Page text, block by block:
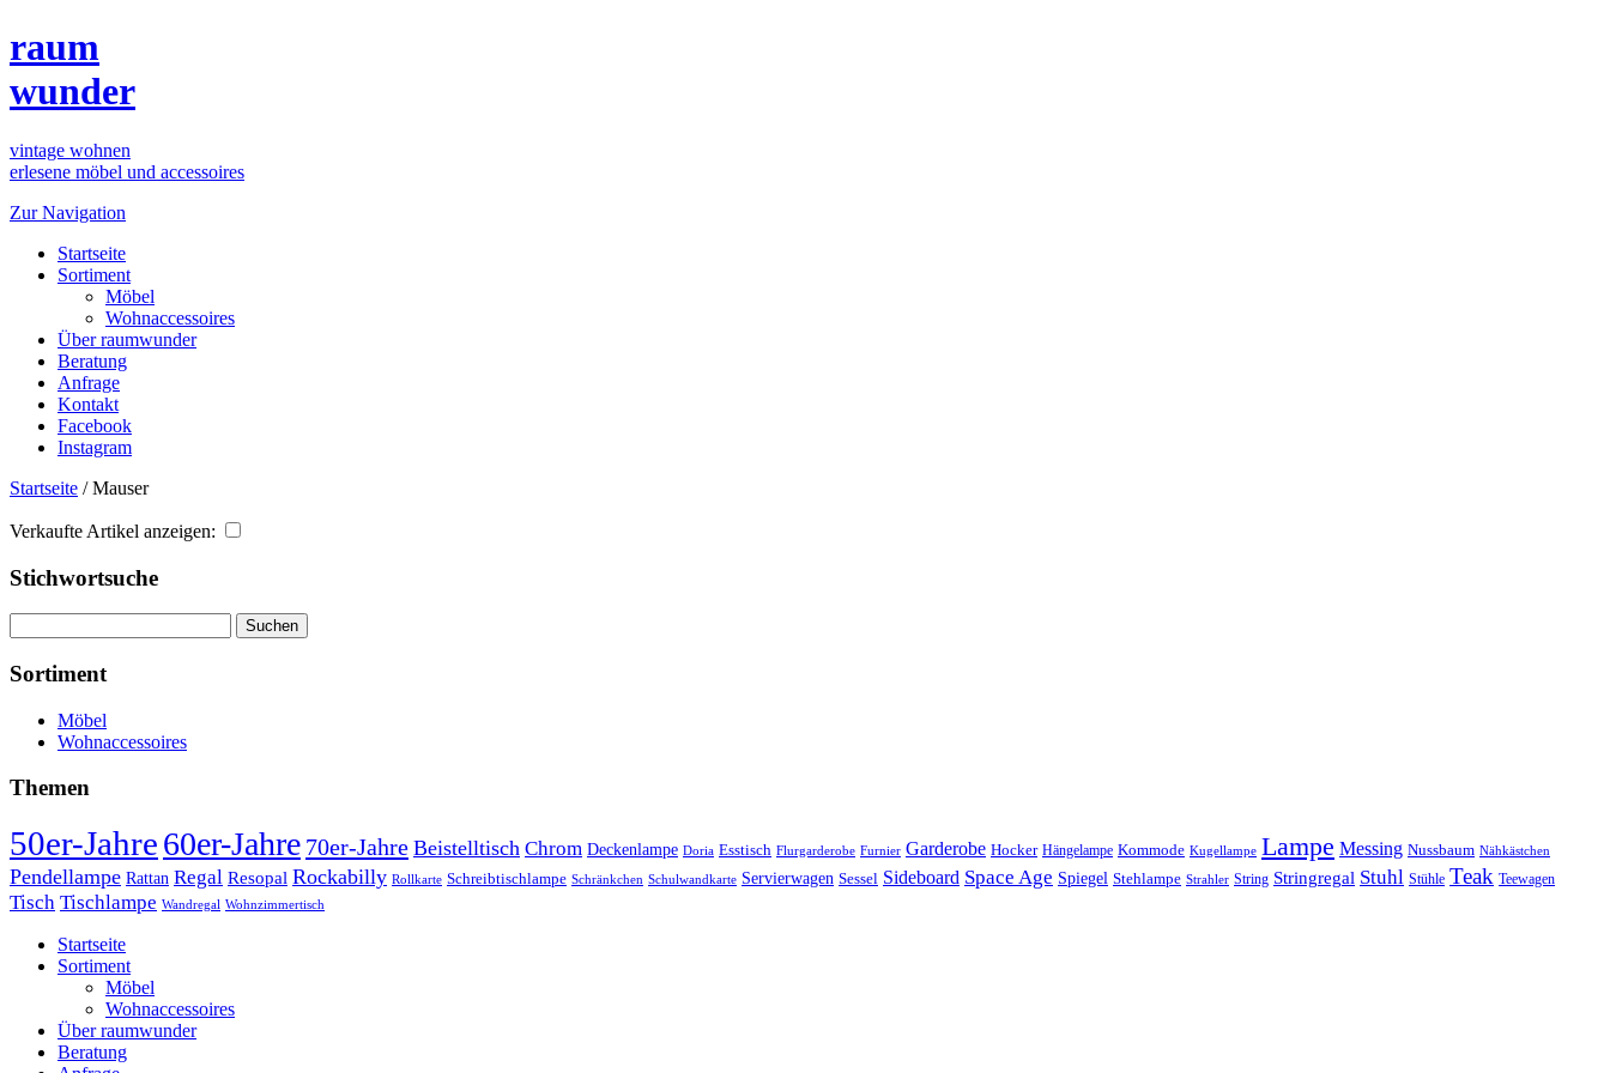
raum
wunder
vintage wohnen
erlesene möbel und accessoires
Zur Navigation
Startseite
Sortiment
Möbel
Wohnaccessoires
Über raumwunder
Beratung
Anfrage
Kontakt
Facebook
Instagram
Startseite /Mauser
Verkaufte Artikel anzeigen:
Stichwortsuche
nach:
Sortiment
Möbel
Wohnaccessoires
Themen
50er-Jahre60er-Jahre 70er-Jahre Beistelltisch Chrom Deckenlampe Doria Esstisch Flurgarderobe Furnier Garderobe Hocker Hängelampe Kommode Kugellampe Lampe Messing Nussbaum Nähkästchen
Pendellampe Rattan Regal Resopal Rockabilly Rollkarte Schreibtischlampe Schränkchen Schulwandkarte Servierwagen Sessel Sideboard Space Age Spiegel Stehlampe Strahler String Stringregal Stuhl Stühle Teak Teewagen
Tisch Tischlampe Wandregal Wohnzimmertisch
Startseite
Sortiment
Möbel
Wohnaccessoires
Über raumwunder
Beratung